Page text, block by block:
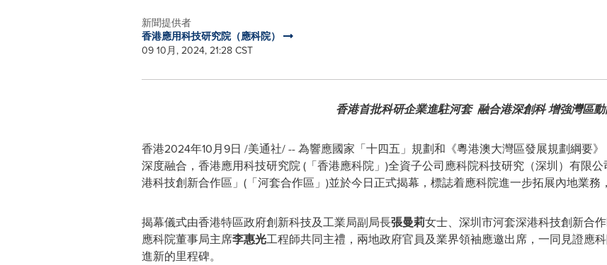
新聞提供者
香港應用科技研究院（應科院）
09 10月, 2024, 21:28 CST
香港首批科研企業進駐河套融合港深創科 增強灣區
香港2024年10月9日 /美通社/ -- 為響應國家「十四五」規劃和《粵港澳大灣區發展規劃綱要
深度融合，香港應用科技研究院 (「香港應科院」)全資子公司應科院科技研究（深圳）有限
港科技創新合作區」(「河套合作區」)並於今日正式揭幕，標誌着應科院進一步拓展內地業務
揭幕儀式由香港特區政府創新科技及工業局副局長張曼莉女士、深圳市河套深港科技創新合
應科院董事局主席李惠光工程師共同主禮，兩地政府官員及業界領袖應邀出席，一同見證應
進新的里程碑。